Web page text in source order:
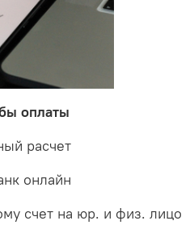
оплаты
расчет
онлайн
счет на юр. и физ. лицо